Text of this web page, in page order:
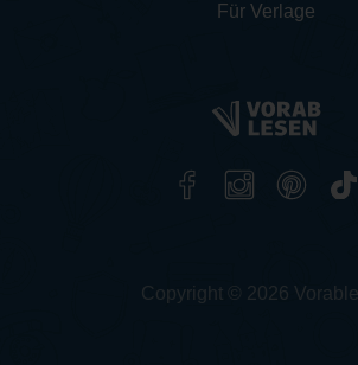
Für Verlage
Copyright © 2026